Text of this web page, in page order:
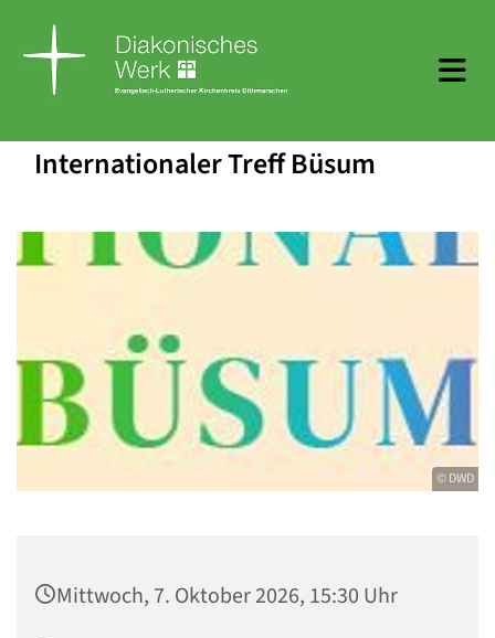
Internationaler Treff Büsum
© DWD
Mittwoch, 7. Oktober 2026, 15:30 Uhr